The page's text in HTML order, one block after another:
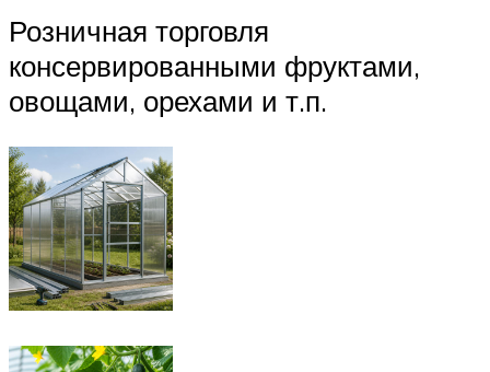
Розничная торговля
консервированными фруктами,
овощами, орехами и т.п.